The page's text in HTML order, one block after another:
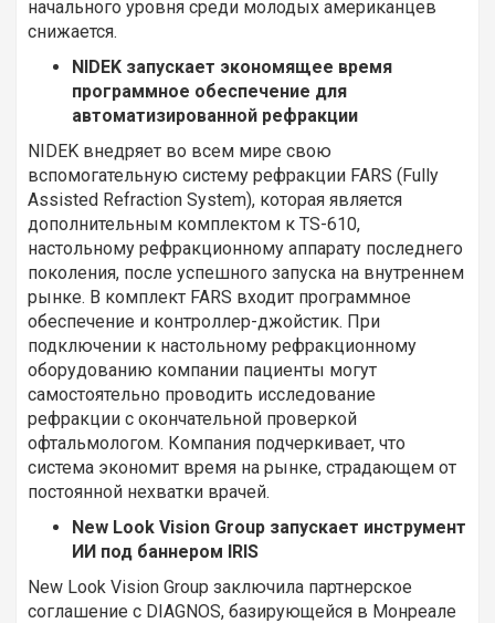
начального уровня среди молодых американцев
снижается.
NIDEK запускает экономящее время
программное обеспечение для
автоматизированной рефракции
NIDEK внедряет во всем мире свою
вспомогательную систему рефракции FARS (Fully
Assisted Refraction System), которая является
дополнительным комплектом к TS-610,
настольному рефракционному аппарату последнего
поколения, после успешного запуска на внутреннем
рынке. В комплект FARS входит программное
обеспечение и контроллер-джойстик. При
подключении к настольному рефракционному
оборудованию компании пациенты могут
самостоятельно проводить исследование
рефракции с окончательной проверкой
офтальмологом. Компания подчеркивает, что
система экономит время на рынке, страдающем от
постоянной нехватки врачей.
New Look Vision Group запускает инструмент
ИИ под баннером IRIS
New Look Vision Group заключила партнерское
соглашение с DIAGNOS, базирующейся в Монреале